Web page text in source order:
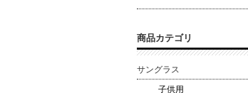
商品カテゴリ
サングラス
子供用